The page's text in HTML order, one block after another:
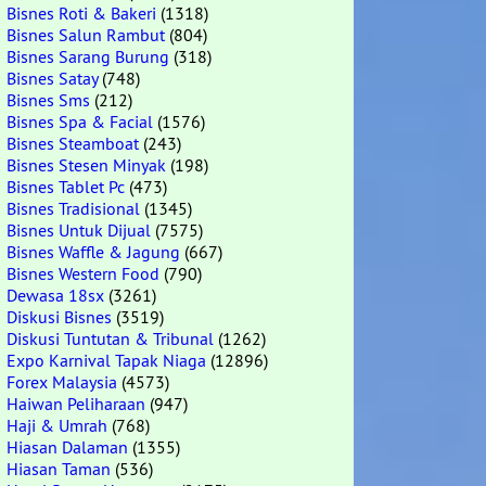
Bisnes Roti & Bakeri (1318)
Bisnes Salun Rambut(804)
Bisnes Sarang Burung (318)
Bisnes Satay(748)
Bisnes Sms (212)
Bisnes Spa & Facial (1576)
Bisnes Steamboat(243)
Bisnes Stesen Minyak (198)
Bisnes Tablet Pc (473)
Bisnes Tradisional (1345)
Bisnes Untuk Dijual (7575)
Bisnes Waffle & Jagung (667)
Bisnes Western Food (790)
Dewasa 18sx (3261)
Diskusi Bisnes (3519)
Diskusi Tuntutan & Tribunal (1262)
Expo Karnival Tapak Niaga (12896)
Forex Malaysia (4573)
Haiwan Peliharaan (947)
Haji & Umrah (768)
Hiasan Dalaman (1355)
Hiasan Taman (536)